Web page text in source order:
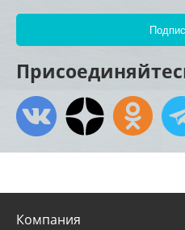
Компания